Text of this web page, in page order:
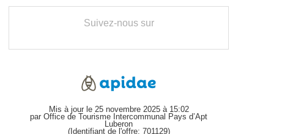
Suivez-nous sur
Mis à jour le 25 novembre 2025 à 15:02
par Office de Tourisme Intercommunal Pays d’Apt
Luberon
(Identifiant de l'offre: 701129)